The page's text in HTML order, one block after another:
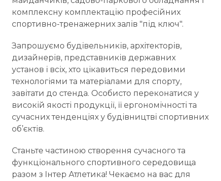
комплексну комплектацію професійних
спортивно-тренажерних залів "під ключ".
Запрошуємо будівельників, архітекторів,
дизайнерів, представників державних
установ і всіх, хто цікавиться передовими
технологіями та матеріалами для спорту,
завітати до стенда. Особисто переконатися у
високій якості продукції, її ергономічності та
сучасних тенденціях у будівництві спортивних
об’єктів.
Станьте частиною створення сучасного та
функціонального спортивного середовища
разом з Інтер Атлетика! Чекаємо на вас для